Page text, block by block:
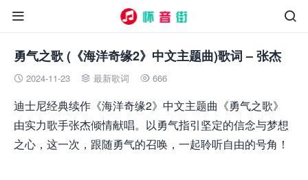


勇气之歌 (《海洋奇缘2》中文主题曲)歌词 – 张杰
 2024-11-23  最新歌词  666
迪士尼经典续作《海洋奇缘2》中文主题曲《勇气之歌》
由实力歌手张杰倾情献唱。以勇气指引坚定的信念与梦想
之心，这一次，跟随勇气的召唤，一起聆听自由的号角！